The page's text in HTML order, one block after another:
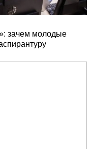
зачем молодые